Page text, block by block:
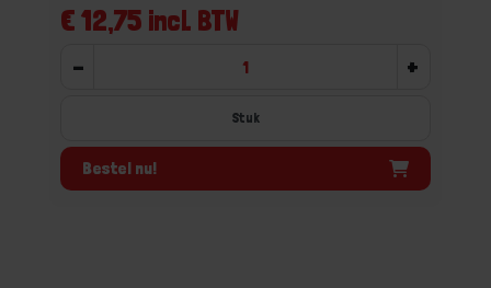
€ 12,75 incl. BTW
- +
Stuk
Bestel nu!